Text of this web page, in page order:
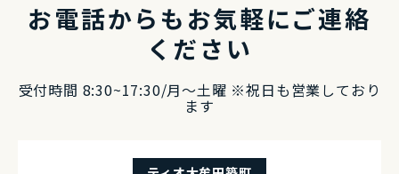
お電話からもお気軽にご連絡
ください
受付時間 8:30~17:30/⽉〜⼟曜 ※祝⽇も営業しており
ます